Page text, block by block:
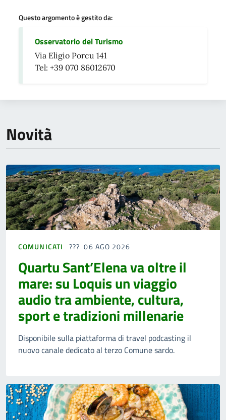
Questo argomento è gestito da:
Osservatorio del Turismo
Via Eligio Porcu 141
Tel: +39 070 86012670
Novità
COMUNICATI 06 AGO 2026
Quartu Sant’Elena va oltre il
mare: su Loquis un viaggio
audio tra ambiente, cultura,
sport e tradizioni millenarie
Disponibile sulla piattaforma di travel podcasting il
nuovo canale dedicato al terzo Comune sardo.